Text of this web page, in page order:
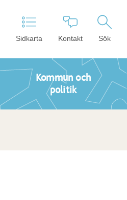
Sidkarta Kontakt Sök
Kommun och
politik